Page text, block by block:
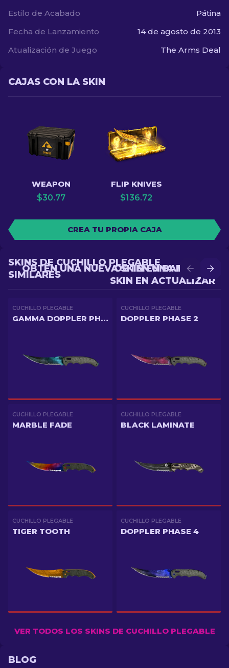
Estilo de Acabado
Pátina
Fecha de Lanzamiento
14 de agosto de 2013
Atualización de Juego
The Arms Deal
CAJAS CON LA SKIN
WEAPON
$30.77
FLIP KNIVES
$136.72
CREA TU PROPIA CAJA
OBTÉN UNA MEJOR
SKIN EN ACTUALIZAR
OBTÉN UNA NUEVA SKIN EN BATALLA
SKINS DE CUCHILLO PLEGABLE
SIMILARES
CUCHILLO PLEGABLE
GAMMA DOPPLER PHASE 3
CUCHILLO PLEGABLE
DOPPLER PHASE 2
CUCHILLO PLEGABLE
MARBLE FADE
CUCHILLO PLEGABLE
BLACK LAMINATE
CUCHILLO PLEGABLE
TIGER TOOTH
CUCHILLO PLEGABLE
DOPPLER PHASE 4
VER TODOS LOS SKINS DE CUCHILLO PLEGABLE
BLOG